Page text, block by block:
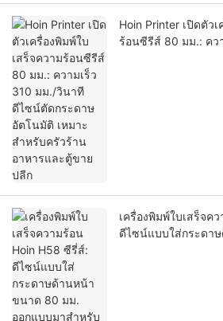
Hoin Printer เปิดตัว
ร้อนซีรีส์ 80 มม.: คว
เครื่องพิมพ์ใบเสร็จค
ดีไซน์แบบใส่กระดา